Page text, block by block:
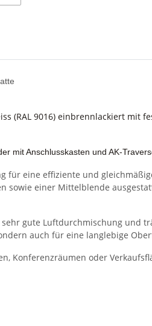
(RAL 9016) einbrennlackiert mit
mit Anschlusskasten und AK-
für eine effiziente und
sowie einer Mittelblende
gute Luftdurchmischung und
auch für eine langlebige
Konferenzräumen oder